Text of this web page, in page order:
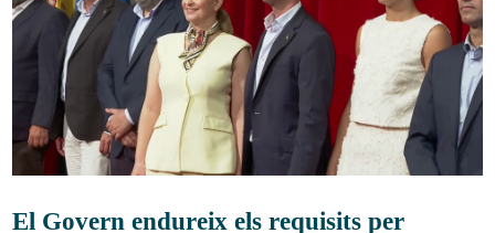
El Govern endureix els requisits per